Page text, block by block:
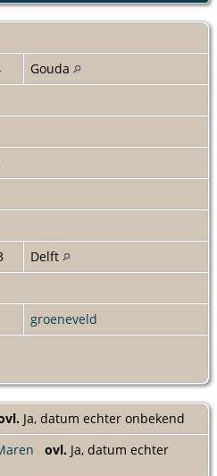
Gouda
Delft
groeneveld
Ja, datum echter onbekend
ovl. Ja, datum echter